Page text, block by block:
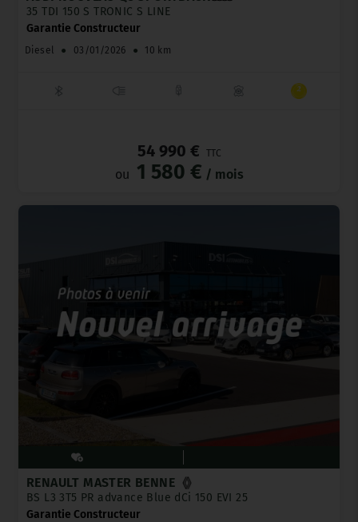
35 TDI 150 S TRONIC S LINE
Garantie Constructeur
Diesel ● 03/01/2026 ● 10 km
54 990 € TTC
ou 1 580 € / mois
RENAULT MASTER BENNE
BS L3 3T5 PR advance Blue dCi 150 EVI 25
Garantie Constructeur